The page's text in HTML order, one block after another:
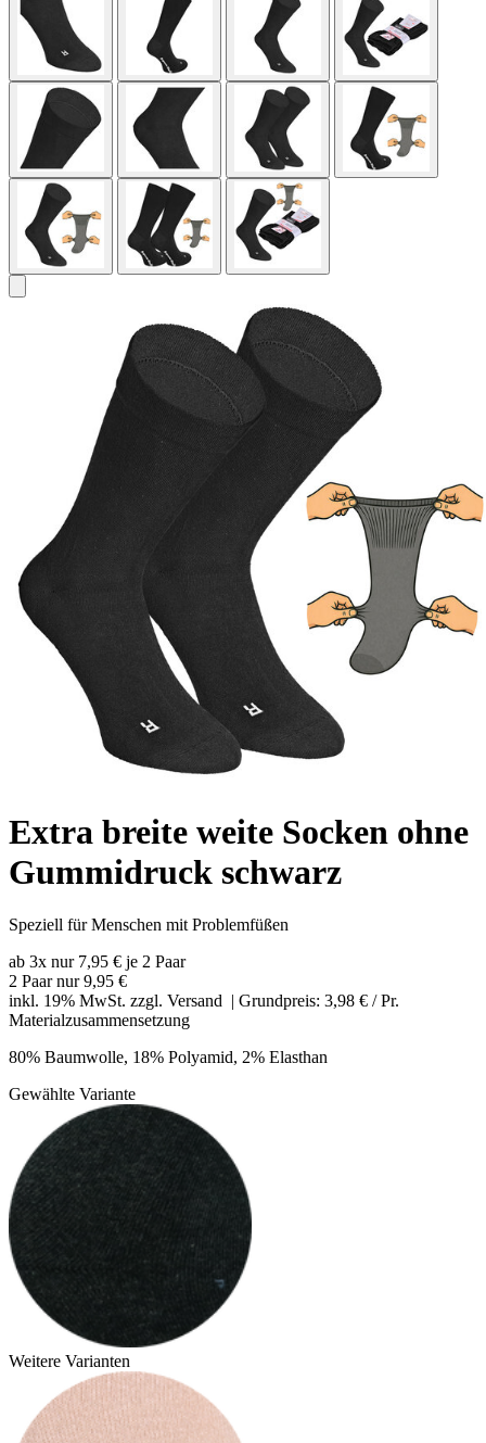
Extra breite weite Socken ohne
Gummidruck schwarz
Speziell für Menschen mit Problemfüßen
ab 3x nur 7,95 € je 2 Paar
2 Paar nur9,95 €
inkl. 19% MwSt. zzgl. Versand | Grundpreis: 3,98 € / Pr.
Materialzusammensetzung
80% Baumwolle, 18% Polyamid, 2% Elasthan
Gewählte Variante
Weitere Varianten